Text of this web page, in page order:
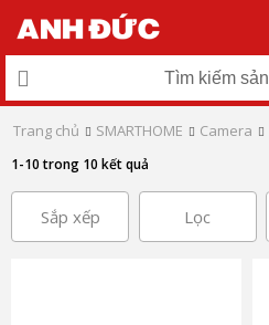
Trang chủ SMARTHOME Camera
1-10 trong 10 kết quả
Sắp xếp Lọc